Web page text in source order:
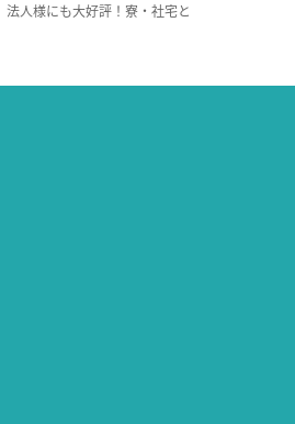
人様にも大好評！寮・社宅と